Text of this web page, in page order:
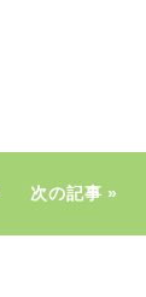
次の記事